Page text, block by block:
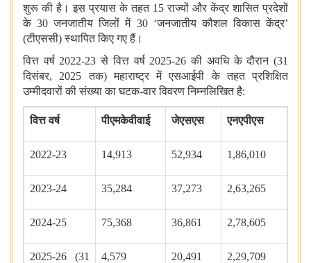
शुरू की है। इस प्रयास के तहत 15 राज्यों और केंद्र शासित प्रदेशों
के 30 जनजातीय जिलों में 30 ‘जनजातीय कौशल विकास केंद्र’
(टीएससी) स्थापित किए गए हैं।
वित्त वर्ष 2022-23 से वित्त वर्ष 2025-26 की अवधि के दौरान (31
दिसंबर, 2025 तक) महाराष्ट्र में एसआईपी के तहत प्रशिक्षित
उम्मीदवारों की संख्या का घटक-वार विवरण निम्नलिखित है:
वित्त वर्ष पीएमकेवीवाई जेएसएस एनएपीएस
2022-23 14,913 52,934 1,86,010
2023-24 35,284 37,273 2,63,265
2024-25 75,368 36,861 2,78,605
2025-26 (31
4,579 20,491 2,29,709